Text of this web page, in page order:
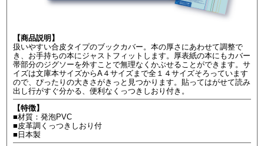
【商品説明】
扱いやすい合皮タイプのブックカバー。本の厚さにあわせて調整で
き、お手持ちの本にジャストフィットします。厚表紙の本にもカバー
帯部分のジグソーを外すことで無理なくかぶせることができます。サ
イズは文庫本サイズからA４サイズまで全１４サイズそろっています
ので、ぴったりの大きさがきっと見つかります。貼ってはがせて読み
出し行がすぐ分かる、便利なくっつきしおり付き。
【特徴】
■材質：発泡PVC
■皮革調くっつきしおり付
■日本製